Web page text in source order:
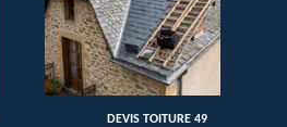
DEVIS TOITURE 49